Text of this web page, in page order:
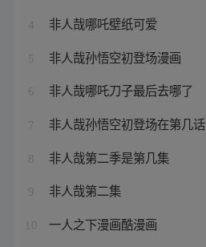
4 非人哉哪吒壁纸可爱
5 非人哉孙悟空初登场漫画
6 非人哉哪吒刀子最后去哪了
7 非人哉孙悟空初登场在第几话
8 非人哉第二季是第几集
9 非人哉第二集
10 一人之下漫画酷漫画